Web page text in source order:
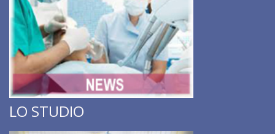
LO STUDIO